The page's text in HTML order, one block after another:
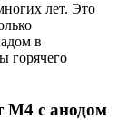
лет. Это
в
горячего
с анодом